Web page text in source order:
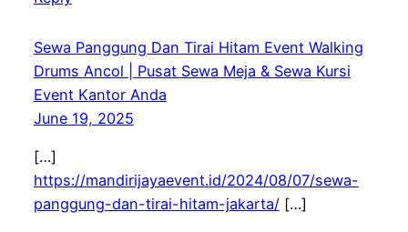
Sewa Panggung Dan Tirai Hitam Event Walking
Drums Ancol | Pusat Sewa Meja & Sewa Kursi
Event Kantor Anda
June 19, 2025
[…]
https://mandirijayaevent.id/2024/08/07/sewa-
panggung-dan-tirai-hitam-jakarta/[…]